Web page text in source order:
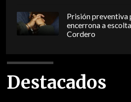
Prisión preventiva
encerrona a
Cordero
Destacados